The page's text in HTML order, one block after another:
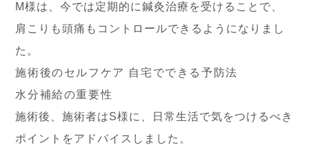
M様は、今では定期的に鍼灸治療を受けることで、
肩こりも頭痛もコントロールできるようになりまし
た。
施術後のセルフケア 自宅でできる予防法
水分補給の重要性
施術後、施術者はS様に、日常生活で気をつけるべき
ポイントをアドバイスしました。